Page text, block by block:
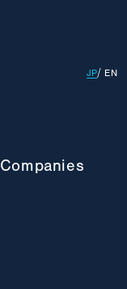
JP EN
Companies